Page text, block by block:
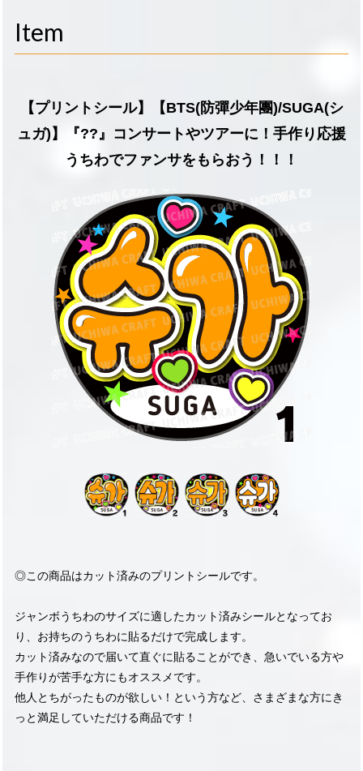
Item
【プリントシール】【BTS(防彈少年團)/SUGA(シ
ュガ)】『??』コンサートやツアーに！手作り応援
うちわでファンサをもらおう！！！
◎この商品はカット済みのプリントシールです。
ジャンボうちわのサイズに適したカット済みシールとなってお
り、お持ちのうちわに貼るだけで完成します。
カット済みなので届いて直ぐに貼ることができ、急いでいる方や
手作りが苦手な方にもオススメです。
他人とちがったものが欲しい！という方など、さまざまな方にき
っと満足していただける商品です！